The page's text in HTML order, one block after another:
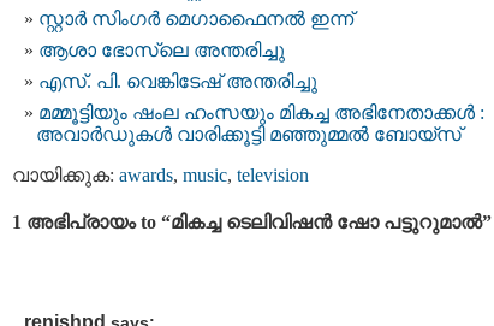
സ്റ്റാര്‍ സിംഗര്‍ മെഗാഫൈനല്‍ ഇന്ന്
ആശാ ഭോസ്‌ലെ അന്തരിച്ചു
എസ്. പി. വെങ്കിടേഷ് അന്തരിച്ചു
മമ്മൂട്ടിയും ഷംല ഹംസയും മികച്ച അഭിനേതാക്കൾ :
അവാർഡുകൾ വാരിക്കൂട്ടി മഞ്ഞുമ്മൽ ബോയ്സ്
വായിക്കുക: awards, music, television
1 അഭിപ്രായം to “മികച്ച ടെലിവിഷൻ ഷോ പട്ടുറുമാൽ”